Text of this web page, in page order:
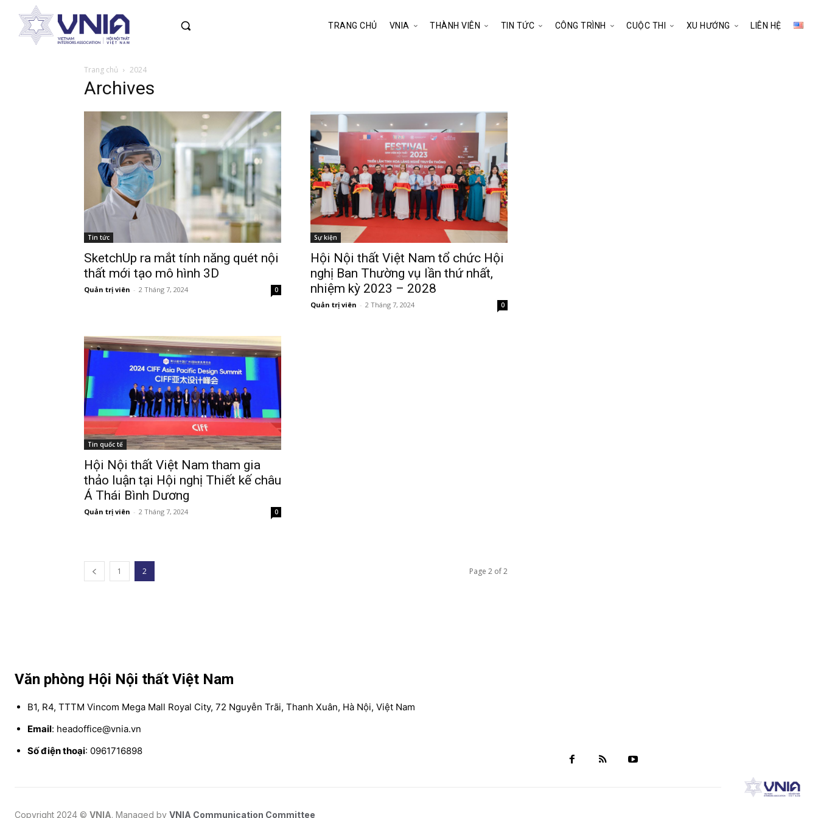
TRANG CHỦ VNIA THÀNH VIÊN TIN TỨC CÔNG TRÌNH CUỘC THI XU HƯỚNG LIÊN HỆ
Trang chủ 2024
Archives
Tin tức
SketchUp ra mắt tính năng quét nội
thất mới tạo mô hình 3D
Quản trị viên - 2 Tháng 7, 2024 0
Sự kiện
Hội Nội thất Việt Nam tổ chức Hội
nghị Ban Thường vụ lần thứ nhất,
nhiệm kỳ 2023 – 2028
Quản trị viên - 2 Tháng 7, 2024 0
Tin quốc tế
Hội Nội thất Việt Nam tham gia
thảo luận tại Hội nghị Thiết kế châu
Á Thái Bình Dương
Quản trị viên - 2 Tháng 7, 2024 0
1 2 Page 2 of 2
Văn phòng Hội Nội thất Việt Nam
B1, R4, TTTM Vincom Mega Mall Royal City, 72 Nguyễn Trãi, Thanh Xuân, Hà Nội, Việt Nam
Email: headoffice@vnia.vn
Số điện thoại: 0961716898
Copyright 2024 © VNIA. Managed by VNIA Communication Committee